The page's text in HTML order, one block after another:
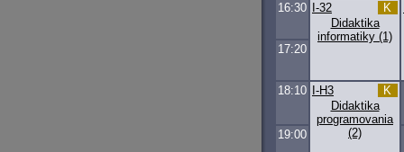
16:30
Didaktika
informatiky (1)
I-32 K
17:20
18:10
Didaktika
programovania
(2)
I-H3 K
19:00